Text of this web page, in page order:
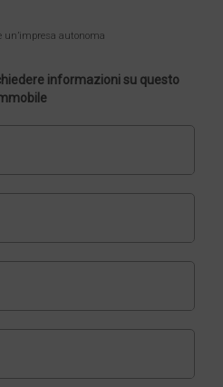
un’impresa autonoma
informazioni su questo